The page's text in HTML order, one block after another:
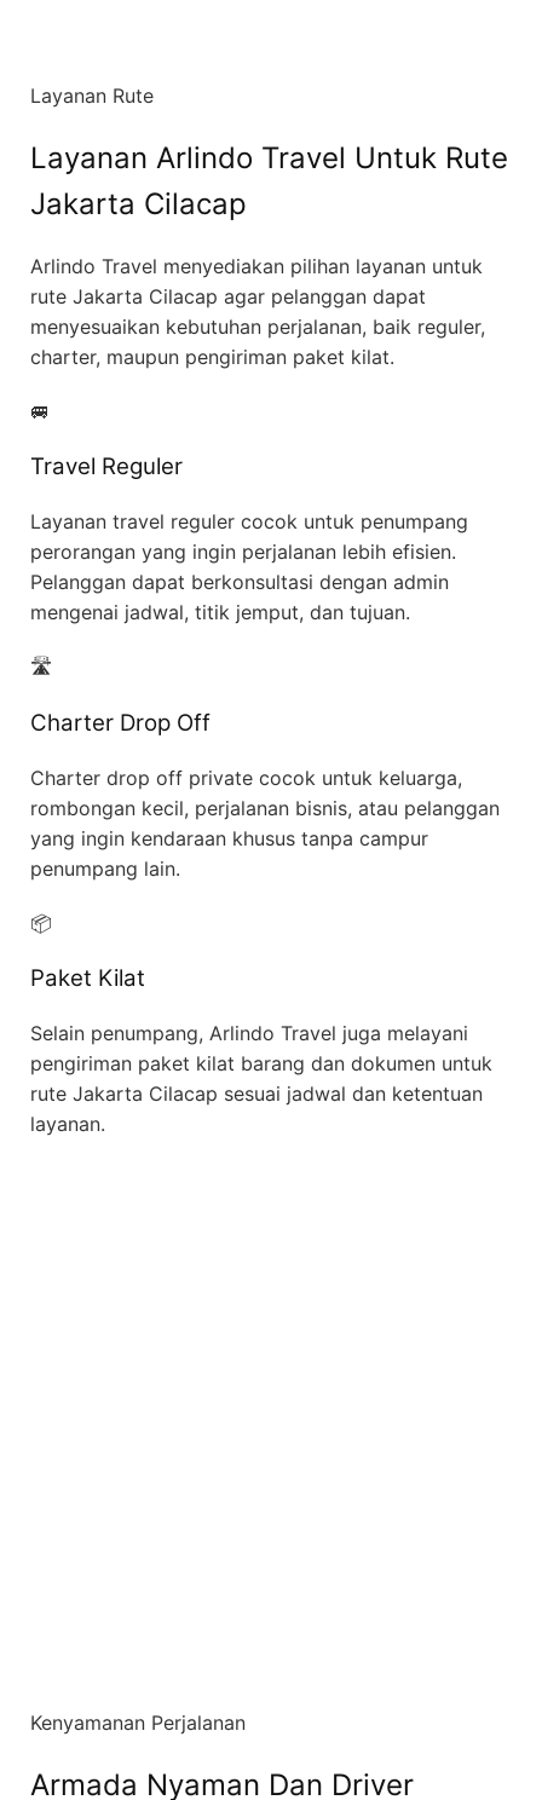
Layanan Rute
Layanan Arlindo Travel Untuk Rute
Jakarta Cilacap
Arlindo Travel menyediakan pilihan layanan untuk
rute Jakarta Cilacap agar pelanggan dapat
menyesuaikan kebutuhan perjalanan, baik reguler,
charter, maupun pengiriman paket kilat.
🚐
Travel Reguler
Layanan travel reguler cocok untuk penumpang
perorangan yang ingin perjalanan lebih efisien.
Pelanggan dapat berkonsultasi dengan admin
mengenai jadwal, titik jemput, dan tujuan.
🛣️
Charter Drop Off
Charter drop off private cocok untuk keluarga,
rombongan kecil, perjalanan bisnis, atau pelanggan
yang ingin kendaraan khusus tanpa campur
penumpang lain.
📦
Paket Kilat
Selain penumpang, Arlindo Travel juga melayani
pengiriman paket kilat barang dan dokumen untuk
rute Jakarta Cilacap sesuai jadwal dan ketentuan
layanan.
Kenyamanan Perjalanan
Armada Nyaman Dan Driver